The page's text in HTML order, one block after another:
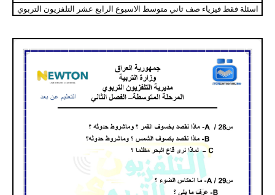
اسئلة فقط فيزياء صف ثاني متوسط الاسبوع الرابع عشر التلفزيون التربوي